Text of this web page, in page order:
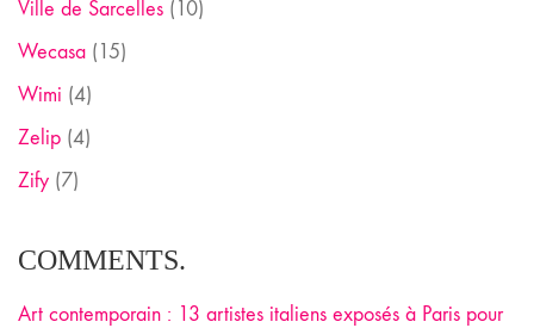
Ville de Sarcelles (10)
Wecasa (15)
Wimi (4)
Zelip (4)
Zify (7)
COMMENTS.
Art contemporain : 13 artistes italiens exposés à Paris pour